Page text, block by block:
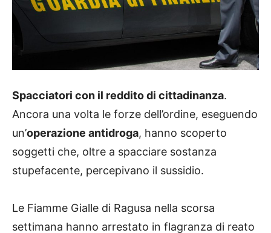
Spacciatori con il reddito di cittadinanza.
Ancora una volta le forze dell’ordine, eseguendo
un’operazione antidroga, hanno scoperto
soggetti che, oltre a spacciare sostanza
stupefacente, percepivano il sussidio.
Le Fiamme Gialle di Ragusa nella scorsa
settimana hanno arrestato in flagranza di reato